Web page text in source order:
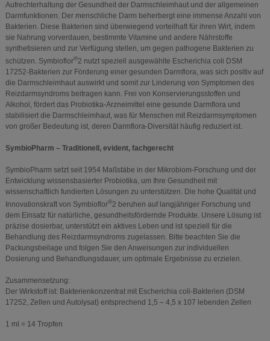
Aufrechterhaltung der Gesundheit der Darmschleimhaut und der allgemeinen
Darmfunktionen. Der menschliche Darm beherbergt eine immense Anzahl von
Bakterien. Diese Bakterien sind überwiegend vorteilhaft für ihren Wirt, indem
sie Nahrung vorverdauen, bestimmte Vitamine und andere Nährstoffe
synthetisieren und zur Verfügung stellen, um gegen pathogene Bakterien zu
schützen. Symbioflor®2 nutzt speziell ausgewählte Escherichia coli DSM
17252-Bakterien zur Förderung einer gesunden Darmflora, was sich positiv auf
die Darmschleimhaut auswirkt und somit zur Linderung von Symptomen des
Reizdarmsyndroms beitragen kann. Frei von Konservierungsstoffen und
Alkohol, fördert das Probiotika-Arzneimittel eine gesunde Darmflora und
stabilisiert die Darmschleimhaut, was für Menschen mit Reizdarmsymptomen
von großer Bedeutung ist, deren Darmflora-Diversität häufig reduziert ist.
SymbioPharm – Traditionell, evident, fachgerecht
SymbioPharm setzt seit 1954 Maßstäbe in der Mikrobiom-Forschung und der
Entwicklung wissensbasierter Probiotika, um Ihre Gesundheit mit
wissenschaftlich fundierten Lösungen zu unterstützen. Die hohe Qualität und
Innovationskraft von Symbioflor®2 beruhen auf langjähriger Forschung und
dem Einsatz für natürliche, gesundheitsfördernde Produkte. Unsere Lösung ist
präzise dosierbar, unterstützt ein aktives Leben und ist speziell für die
Behandlung des Reizdarmsyndroms zugelassen. Bitte beachten Sie die
Packungsbeilage und folgen Sie den Anweisungen zur individuellen
Dosierung und Behandlungsdauer, um optimale Ergebnisse zu erzielen.
Zusammensetzung:
Der Wirkstoff ist: Bakterienkonzentrat mit Escherichia coli-Bakterien (DSM
17252, Zellen und Autolysat) entsprechend 1,5 – 4,5 x 107 lebenden Zellen
1 ml = 14 Tropfen